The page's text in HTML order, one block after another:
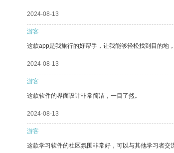
2024-08-13
游客
这款app是我旅行的好帮手，让我能够轻松找到目的地
2024-08-13
游客
这款软件的界面设计非常简洁，一目了然。
2024-08-13
游客
这款学习软件的社区氛围非常好，可以与其他学习者交